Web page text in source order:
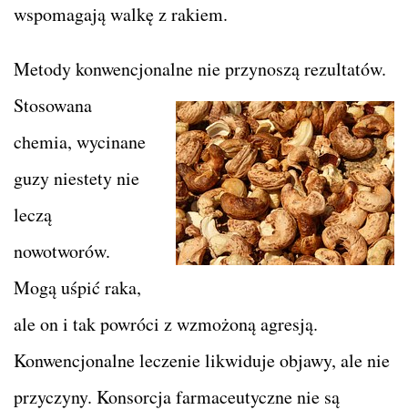
wspomagają walkę z rakiem.
Metody konwencjonalne nie przynoszą rezultatów.
Stosowana
chemia, wycinane
guzy niestety nie
leczą
nowotworów.
Mogą uśpić raka,
ale on i tak powróci z wzmożoną agresją.
Konwencjonalne leczenie likwiduje objawy, ale nie
przyczyny. Konsorcja farmaceutyczne nie są